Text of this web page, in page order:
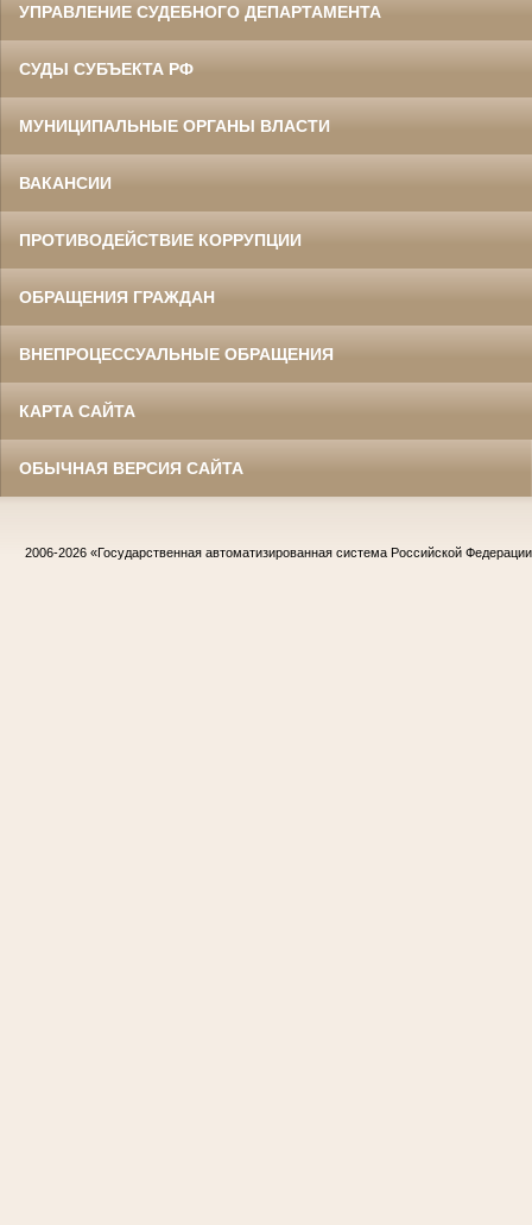
УПРАВЛЕНИЕ СУДЕБНОГО ДЕПАРТАМЕНТА
СУДЫ СУБЪЕКТА РФ
МУНИЦИПАЛЬНЫЕ ОРГАНЫ ВЛАСТИ
ВАКАНСИИ
ПРОТИВОДЕЙСТВИЕ КОРРУПЦИИ
ОБРАЩЕНИЯ ГРАЖДАН
ВНЕПРОЦЕССУАЛЬНЫЕ ОБРАЩЕНИЯ
КАРТА САЙТА
ОБЫЧНАЯ ВЕРСИЯ САЙТА
2006-2026 «Государственная автоматизированная система Российской